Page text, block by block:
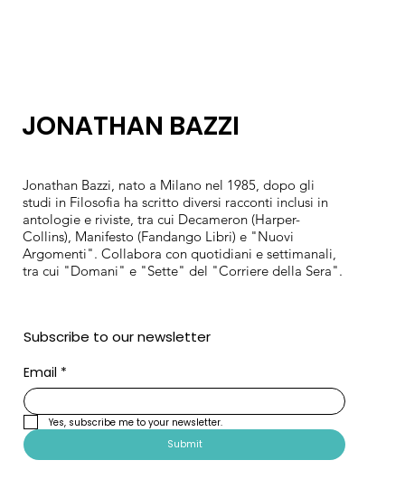
JONATHAN BAZZI
Jonathan Bazzi, nato a Milano nel 1985, dopo gli
studi in Filosofia ha scritto diversi racconti inclusi in
antologie e riviste, tra cui Decameron (Harper-
Collins), Manifesto (Fandango Libri) e "Nuovi
Argomenti". Collabora con quotidiani e settimanali,
tra cui "Domani" e "Sette" del "Corriere della Sera".
Subscribe to our newsletter
Email *
Yes, subscribe me to your newsletter.
Submit